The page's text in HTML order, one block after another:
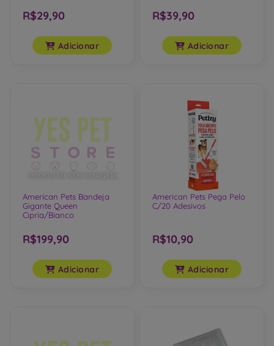
R$29,90
Adicionar
R$39,90
Adicionar
American Pets Bandeja
Gigante Queen
Cipria/Bianco
R$199,90
Adicionar
American Pets Pega Pelo
C/20 Adesivos
R$10,90
Adicionar